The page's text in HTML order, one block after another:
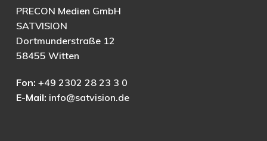
PRECON Medien GmbH
SATVISION
Dortmunderstraße 12
58455 Witten
Fon: +49 2302 28 23 3 0
E-Mail: info@satvision.de